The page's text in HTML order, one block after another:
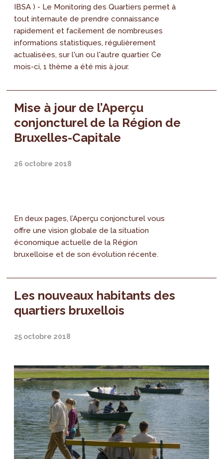
IBSA ) - Le Monitoring des Quartiers permet à
tout internaute de prendre connaissance
rapidement et facilement de nombreuses
informations statistiques, régulièrement
actualisées, sur l'un ou l'autre quartier. Ce
mois-ci, 1 thème a été mis à jour.
Mise à jour de l’Aperçu
conjoncturel de la Région de
Bruxelles-Capitale
26 octobre 2018
En deux pages, l’Aperçu conjoncturel vous
offre une vision globale de la situation
économique actuelle de la Région
bruxelloise et de son évolution récente.
Les nouveaux habitants des
quartiers bruxellois
25 octobre 2018